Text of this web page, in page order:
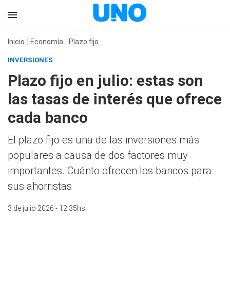
Inicio Economía Plazo fijo
INVERSIONES
Plazo fijo en julio: estas son
las tasas de interés que ofrece
cada banco
El plazo fijo es una de las inversiones más
populares a causa de dos factores muy
importantes. Cuánto ofrecen los bancos para
sus ahorristas
3 de julio 2026 - 12:35hs